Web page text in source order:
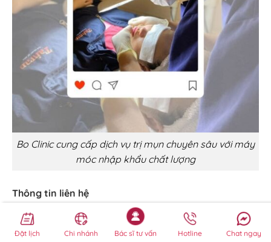
Bo Clinic cung cấp dịch vụ trị mụn chuyên sâu với máy
móc nhập khẩu chất lượng
Thông tin liên hệ
Địa chỉ:
41 Đường Hoa Sữa, Phường 7, Quận Phú
Nhuận,TP Hồ Chí Minh.
Đặt lịch Chi nhánh Bác sĩ tư vấn Hotline Chat ngay